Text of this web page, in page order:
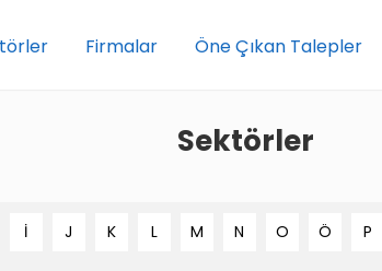
Firmalar Öne Çıkan Talepler
Sektörler
İ J K L M N O Ö P